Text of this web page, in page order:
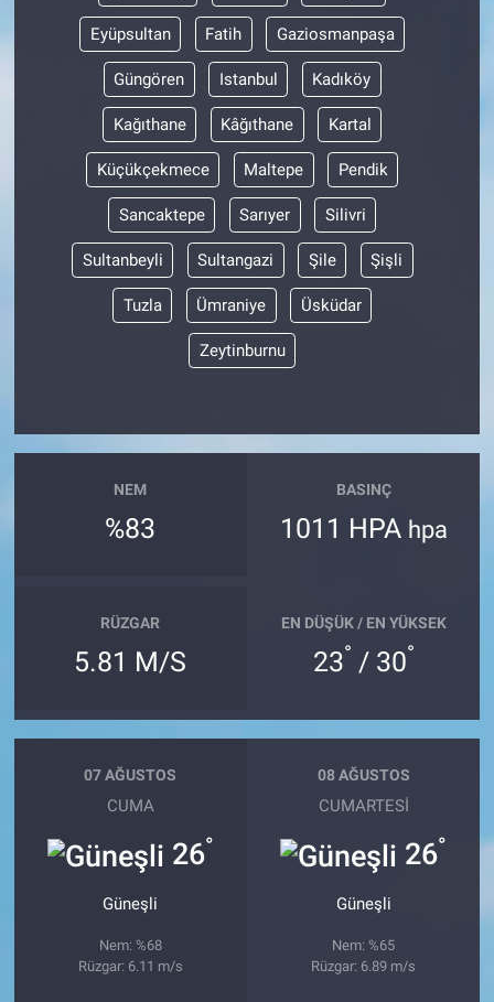
Eyüpsultan Fatih Gaziosmanpaşa
Güngören Istanbul Kadıköy
Kağıthane Kâğıthane Kartal
Küçükçekmece Maltepe Pendik
Sancaktepe Sarıyer Silivri
Sultanbeyli Sultangazi Şile Şişli
Tuzla Ümraniye Üsküdar
Zeytinburnu
NEM
%83
BASINÇ
1011 HPA hpa
RÜZGAR
5.81 M/S
EN DÜŞÜK / EN YÜKSEK
23° / 30°
07 AĞUSTOS
CUMA
26°
Güneşli
Nem: %68
Rüzgar: 6.11 m/s
08 AĞUSTOS
CUMARTESI
26°
Güneşli
Nem: %65
Rüzgar: 6.89 m/s